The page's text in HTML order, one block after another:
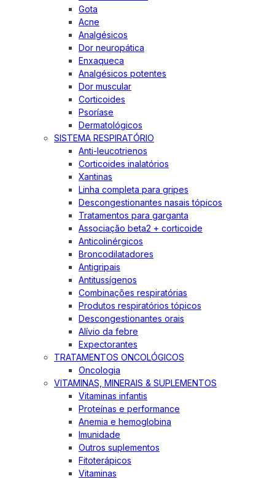
Gota
Acne
Analgésicos
Dor neuropática
Enxaqueca
Analgésicos potentes
Dor muscular
Corticoides
Psoríase
Dermatológicos
SISTEMA RESPIRATÓRIO
Anti-leucotrienos
Corticoides inalatórios
Xantinas
Linha completa para gripes
Descongestionantes nasais tópicos
Tratamentos para garganta
Associação beta2 + corticoide
Anticolinérgicos
Broncodilatadores
Antigripais
Antitussígenos
Combinações respiratórias
Produtos respiratórios tópicos
Descongestionantes orais
Alívio da febre
Expectorantes
TRATAMENTOS ONCOLÓGICOS
Oncologia
VITAMINAS, MINERAIS & SUPLEMENTOS
Vitaminas infantis
Proteínas e performance
Anemia e hemoglobina
Imunidade
Outros suplementos
Fitoterápicos
Vitaminas